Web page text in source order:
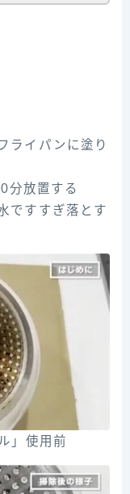
ライパンに塗り
分放置する
ですすぎ落とす
」使用前